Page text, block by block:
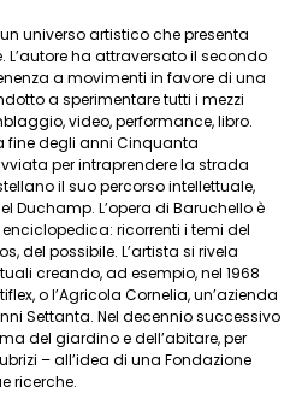
universo artistico che presenta
ha attraversato il secondo
a movimenti in favore di una
a sperimentare tutti i mezzi
video, performance, libro.
fine degli anni Cinquanta
per intraprendere la strada
il suo percorso intellettuale,
Duchamp. L’opera di Baruchello è
ricorrenti i temi del
del possibile. L’artista si rivela
creando, ad esempio, nel 1968
o l’Agricola Cornelia, un’azienda
Settanta. Nel decennio successivo
del giardino e dell’abitare, per
– all’idea di una Fondazione
ricerche.